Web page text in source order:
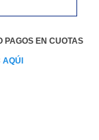
PAGOS EN CUOTAS
AQÚI